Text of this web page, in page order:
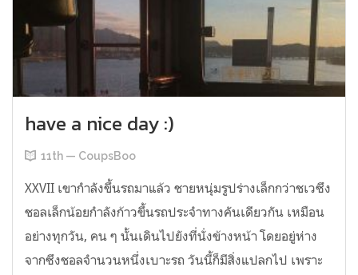
have a nice day :)
11th — CoupsBoo
XXVII เขากำลังขึ้นรถมาแล้ว ชายหนุ่มรูปร่างเล็กกว่าชเวซึง
ชอลเล็กน้อยกำลังก้าวขึ้นรถประจำทางคันเดียวกัน เหมือน
อย่างทุกวัน, คน ๆ นั้นเดินไปยังที่นั่งข้างหน้า โดยอยู่ห่าง
จากซึงชอลจำนวนหนึ่งเบาะรถ วันนี้ก็มีสิ่งแปลกไป เพราะ